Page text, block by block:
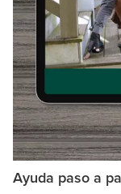
Ayuda paso a